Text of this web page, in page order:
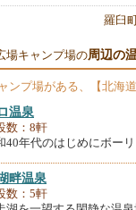
羅臼
場キャンプ場の周辺の
ンプ場がある、【北海
温泉
数：8軒
40年代のはじめにボー
畔温泉
数：5軒